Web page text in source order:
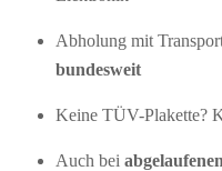
Abholung mit
bundesweit
Keine TÜV-Plakette?
Auch bei